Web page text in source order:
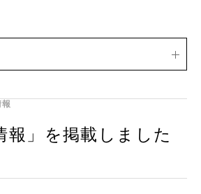
報」を掲載しました